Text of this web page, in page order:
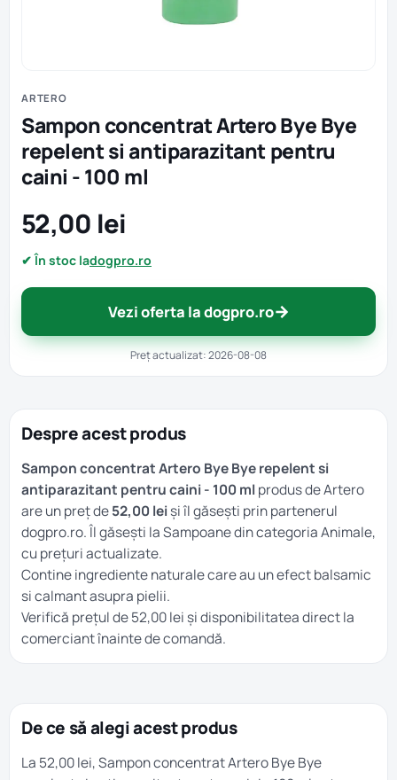
ARTERO
Sampon concentrat Artero Bye Bye
repelent si antiparazitant pentru
caini - 100 ml
52,00 lei
✔ În stoc ladogpro.ro
Vezi oferta la dogpro.ro→
Preț actualizat: 2026-08-08
Despre acest produs
Sampon concentrat Artero Bye Bye repelent si
antiparazitant pentru caini - 100 ml produs de Artero
are un preț de52,00 lei și îl găsești prin partenerul
dogpro.ro. Îl găsești laSampoanedin categoriaAnimale,
cu prețuri actualizate.
Contine ingrediente naturale care au un efect balsamic
si calmant asupra pielii.
Verifică prețul de 52,00 lei și disponibilitatea direct la
comerciant înainte de comandă.
De ce să alegi acest produs
La 52,00 lei, Sampon concentrat Artero Bye Bye